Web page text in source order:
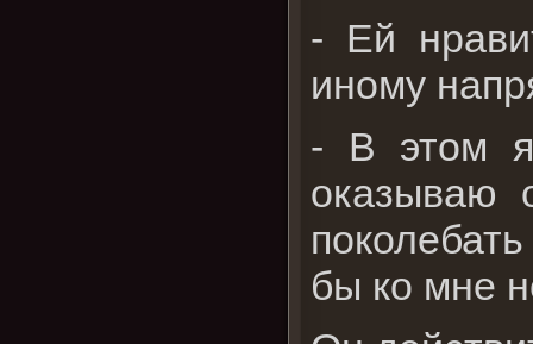
- Ей
иному
- В этом
оказываю
бы ко мне